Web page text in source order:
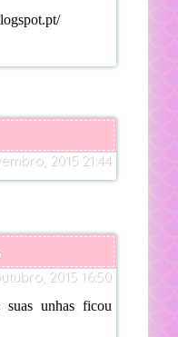
2015 21:44
2015 16:50
suas unhas ficou